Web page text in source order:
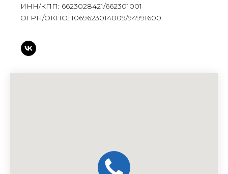
ИНН/КПП: 6623028421/662301001
ОГРН/ОКПО: 1069623014009/94991600